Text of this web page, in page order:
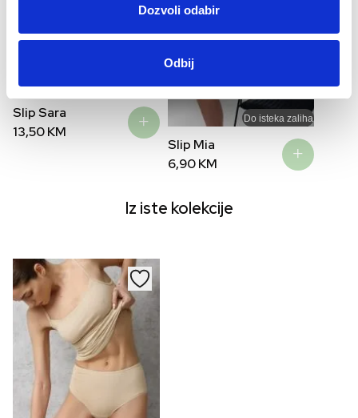
Dozvoli odabir
Odbij
Slip Sara
13,50KM
Do isteka zaliha
Slip Mia
6,90KM
Iz iste kolekcije